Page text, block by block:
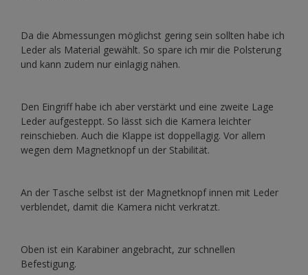
Da die Abmessungen möglichst gering sein sollten habe ich
Leder als Material gewählt. So spare ich mir die Polsterung
und kann zudem nur einlagig nähen.
Den Eingriff habe ich aber verstärkt und eine zweite Lage
Leder aufgesteppt. So lässt sich die Kamera leichter
reinschieben. Auch die Klappe ist doppellagig. Vor allem
wegen dem Magnetknopf un der Stabilität.
An der Tasche selbst ist der Magnetknopf innen mit Leder
verblendet, damit die Kamera nicht verkratzt.
Oben ist ein Karabiner angebracht, zur schnellen
Befestigung.